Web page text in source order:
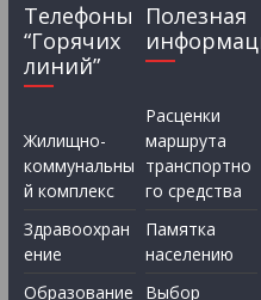
Телефоны
“Горячих
линий”
Жилищно-
коммунальны
й комплекс
Здравоохран
ение
Образование
Полезная
Расценки
маршрута
транспортно
го средства
Памятка
населению
Выбор